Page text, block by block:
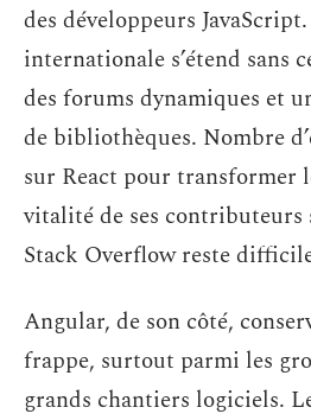
des développeurs
internationale s’étend sans
des forums dynamiques et
de bibliothèques. Nombre
sur React pour transformer
vitalité de ses
Stack Overflow reste
Angular, de son côté,
frappe, surtout parmi les
grands chantiers logiciels.